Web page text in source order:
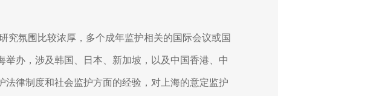
究氛围比较浓厚，多个成年监护相关的国际会议或国
举办，涉及韩国、日本、新加坡，以及中国香港、中
律制度和社会监护方面的经验，对上海的意定监护